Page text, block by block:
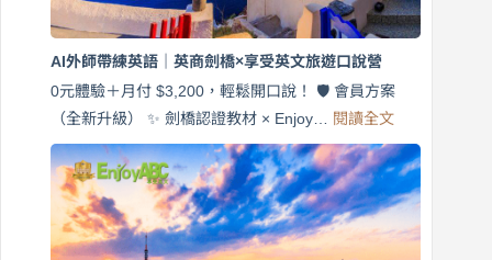
商
劍
口
說
營
｜
月
AI外師帶練英語｜英商劍橋×享受英文旅遊口說營
0元體驗＋月付 $3,200，輕鬆開口說！ 🛡️ 會員方案
（全新升級） ✨ 劍橋認證教材 × Enjoy… 閱讀全文:
外
師
帶
英